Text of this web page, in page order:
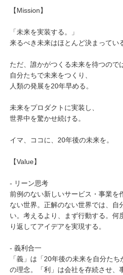
【Mission】
「未来を実装する。」
来るべき未来はほとんど決まってい
ただ、誰かがつくる未来を待つので
自分たちで未来をつくり、
人類の発展を20年早める。
未来をプロダクトに実装し、
世界中を驚かせ続ける。
イマ、ココに、20年後の未来を。
【Value】
- リーン思考
前例のない新しいサービス・事業を
ない世界。正解のない世界では、自
い。考えるより、まず行動する。何
り返してアイデアを実現する。
- 義利合一
「義」は「20年後の未来を自分た
の理念。「利」は会社を存続させ、